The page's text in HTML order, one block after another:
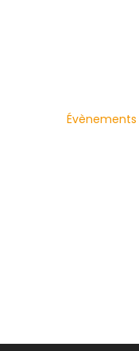
Évènements